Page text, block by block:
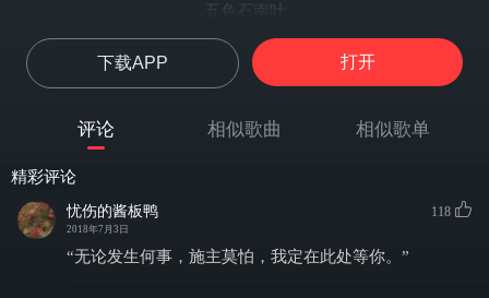
五色石南叶
曲：Acid
词：雪灵&萧章
编曲：Mzf小慕 Acid
吉他：RUM
千年一瞬 时光碎
下载APP 打开
评论 相似歌曲 相似歌单
精彩评论
忧伤的酱板鸭
2018年7月3日
118
“无论发生何事，施主莫怕，我定在此处等你。”